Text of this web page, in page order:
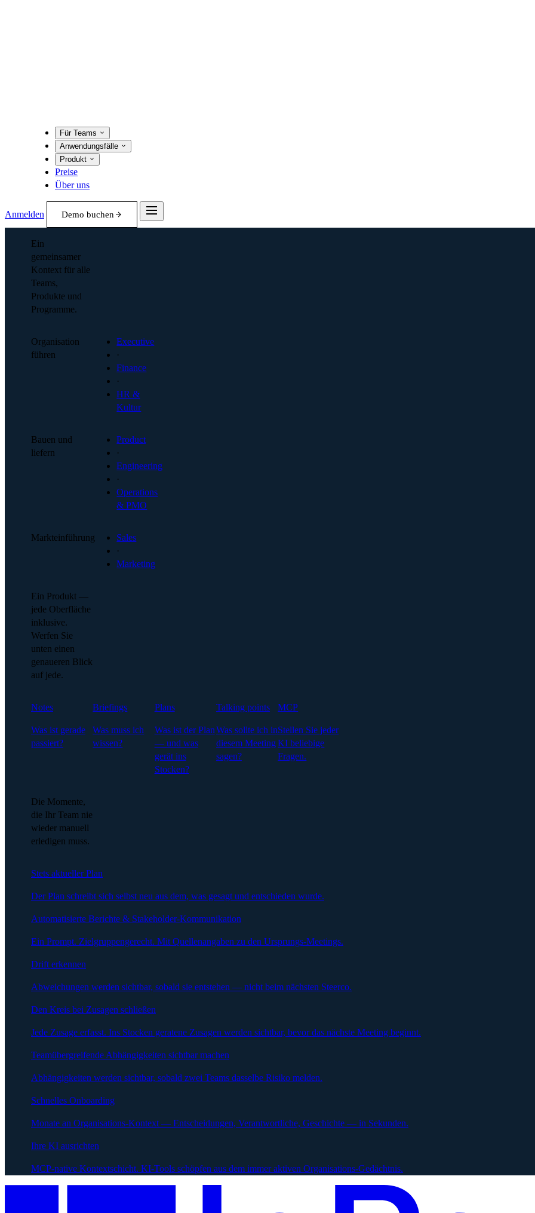
Für Teams
Anwendungsfälle
Produkt
Preise
Über uns
Anmelden Demo buchen
Ein
gemeinsamer
Kontext für alle
Teams,
Produkte und
Programme.
Organisation
führen
Executive
·
Finance
·
HR &
Kultur
Bauen und
liefern
Product
·
Engineering
·
Operations
& PMO
Markteinführung
Sales
·
Marketing
Ein Produkt —
jede Oberfläche
inklusive.
Werfen Sie
unten einen
genaueren Blick
auf jede.
Notes
Was ist gerade
passiert?
Briefings
Was muss ich
wissen?
Plans
Was ist der Plan
— und was
gerät ins
Stocken?
Talking points
Was sollte ich in
diesem Meeting
sagen?
MCP
Stellen Sie jeder
KI beliebige
Fragen.
Die Momente,
die Ihr Team nie
wieder manuell
erledigen muss.
Stets aktueller Plan
Der Plan schreibt sich selbst neu aus dem, was gesagt und entschieden wurde.
Automatisierte Berichte & Stakeholder-Kommunikation
Ein Prompt. Zielgruppengerecht. Mit Quellenangaben zu den Ursprungs-Meetings.
Drift erkennen
Abweichungen werden sichtbar, sobald sie entstehen — nicht beim nächsten Steerco.
Den Kreis bei Zusagen schließen
Jede Zusage erfasst. Ins Stocken geratene Zusagen werden sichtbar, bevor das nächste Meeting beginnt.
Teamübergreifende Abhängigkeiten sichtbar machen
Abhängigkeiten werden sichtbar, sobald zwei Teams dasselbe Risiko melden.
Schnelles Onboarding
Monate an Organisations-Kontext — Entscheidungen, Verantwortliche, Geschichte — in Sekunden.
Ihre KI ausrichten
MCP-native Kontextschicht. KI-Tools schöpfen aus dem immer aktiven Organisations-Gedächtnis.